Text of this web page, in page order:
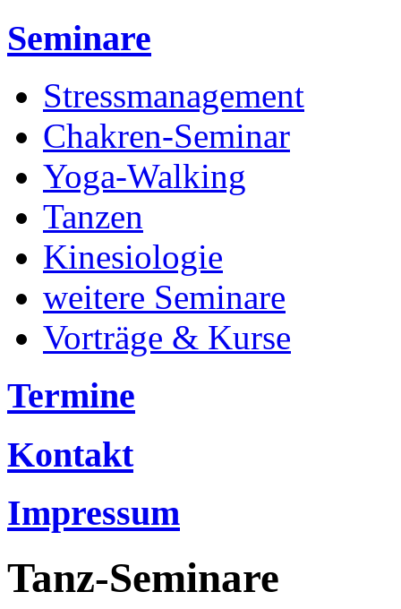
Seminare
Stressmanagement
Chakren-Seminar
Yoga-Walking
Tanzen
Kinesiologie
weitere Seminare
Vorträge & Kurse
Termine
Kontakt
Impressum
Tanz-Seminare